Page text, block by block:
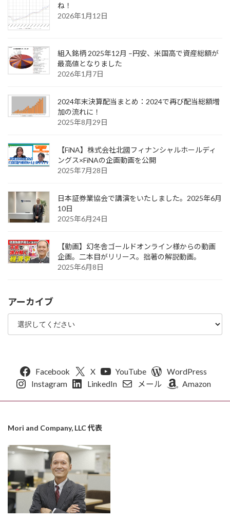
ね！
2026年1月12日
組入銘柄 2025年12月 –円安、米国高で資産総額が
最高値となりました
2026年1月7日
2024年末決算配当まとめ：2024で再び配当総額増
加の流れに！
2025年8月29日
【FiNA】株式会社北國フィナンシャルホールディ
ングス×FiNAの企画動画を公開
2025年7月28日
日本証券業協会で講演をいたしました。2025年6月
10日
2025年6月24日
【動画】幻冬舎ゴールドオンライン様からの動画
企画。二本目がリリース。拙著の解説動画。
2025年6月8日
アーカイブ
Facebook X YouTube
WordPress
Instagram
LinkedIn メール Amazon
Mori and Company, LLC 代表